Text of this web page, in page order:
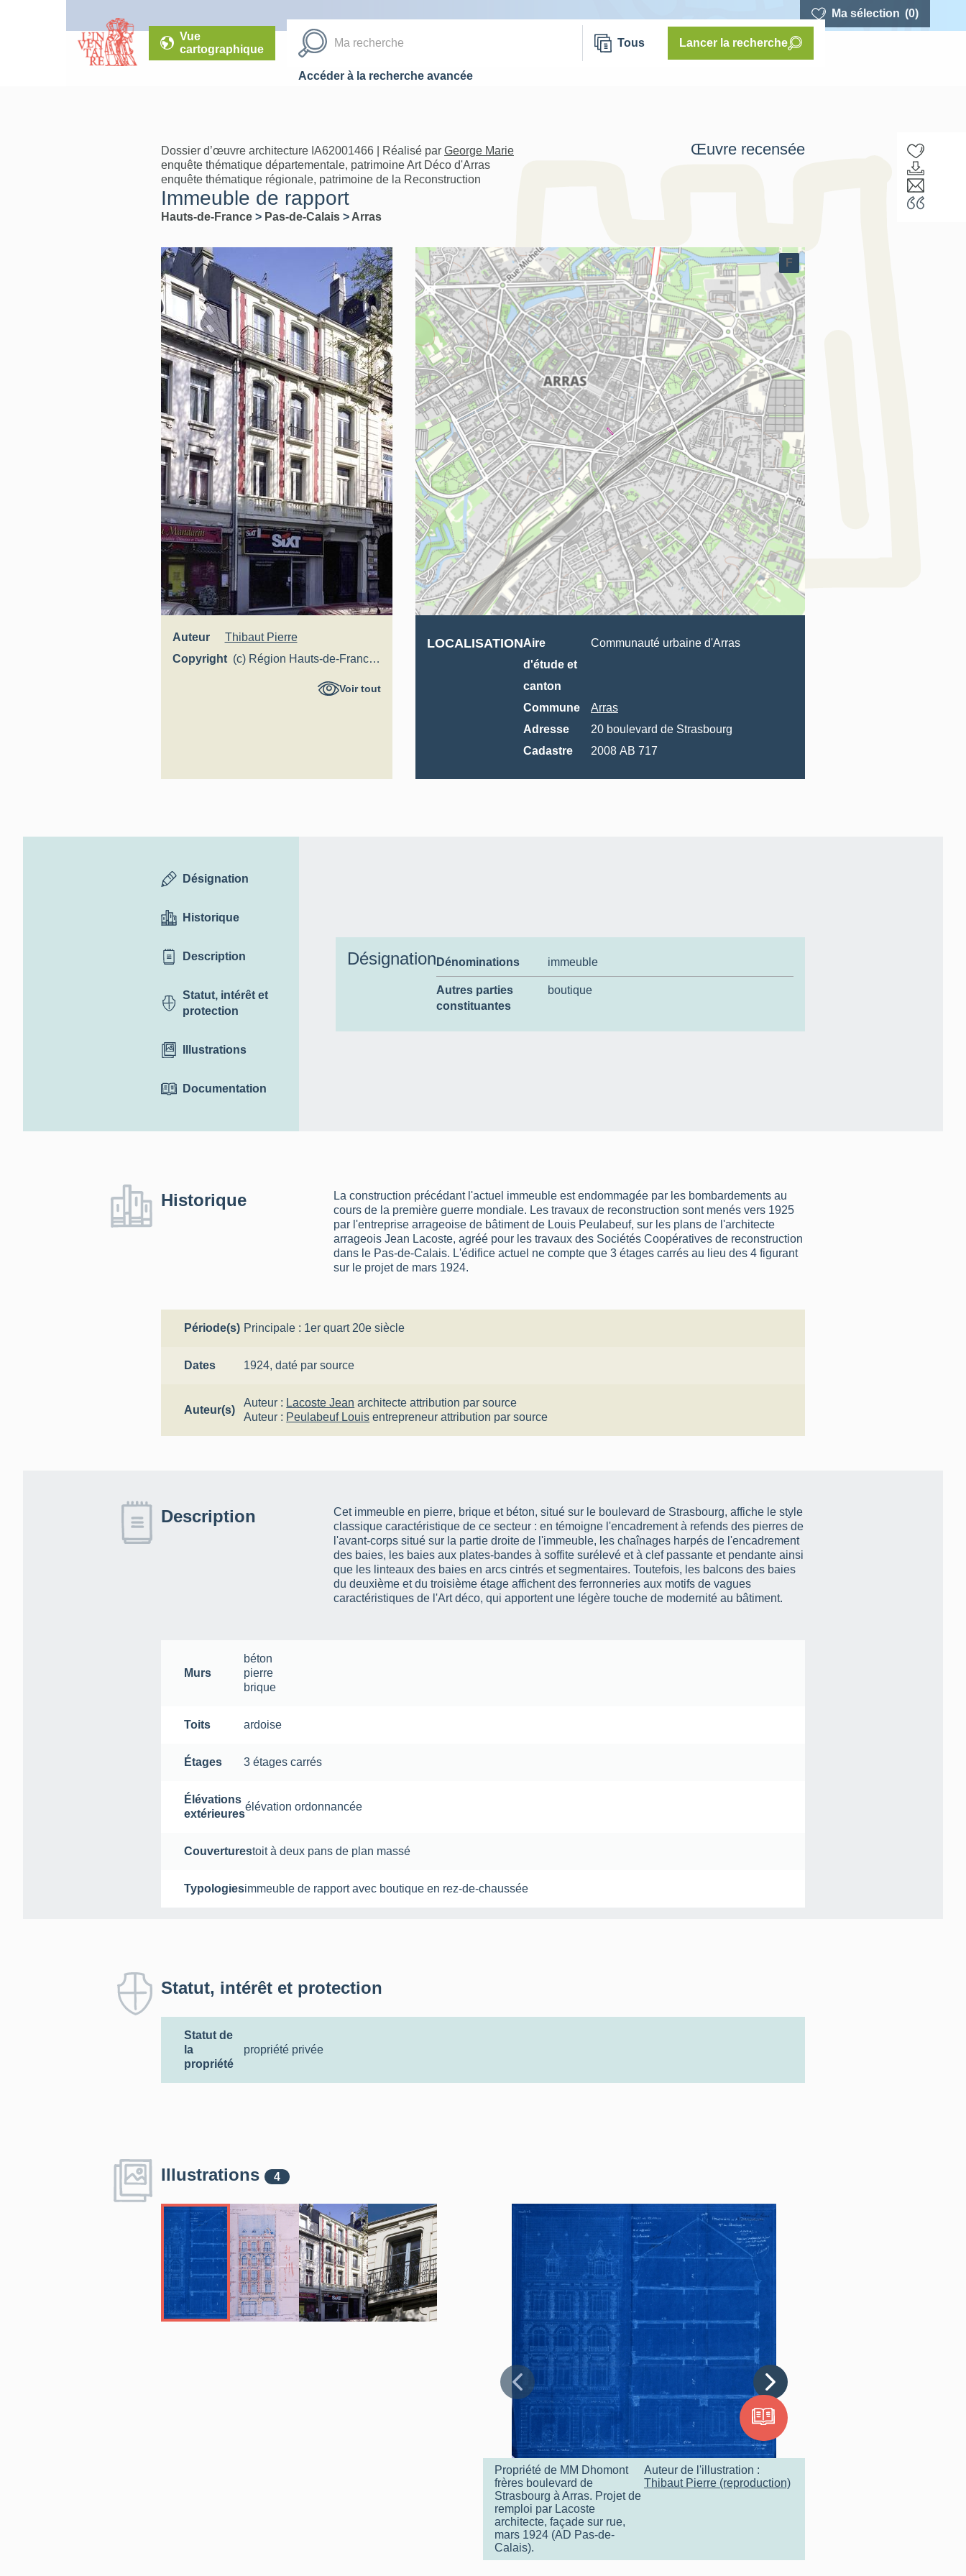
Ma sélection (0)
Vue
cartographique
Tous Lancer la recherche
Accéder à la recherche avancée
Dossier d’œuvre architecture IA62001466 | Réalisé par George Marie
enquête thématique départementale, patrimoine Art Déco d'Arras
enquête thématique régionale, patrimoine de la Reconstruction
Immeuble de rapport
Hauts-de-France > Pas-de-Calais > Arras
Œuvre recensée
Auteur
Thibaut Pierre
Copyright (c) Région Hauts-de-France
- Inventaire général
Voir tout
F
LOCALISATIONAire
d'étude et
canton
Communauté urbaine d'Arras
Commune
Arras
Adresse
20 boulevard de Strasbourg
Cadastre
2008 AB 717
Désignation
Historique
Description
Statut, intérêt et
protection
Illustrations
Documentation
Désignation Dénominations immeuble
Autres parties
constituantes
boutique
Historique
La construction précédant l'actuel immeuble est endommagée par les bombardements au
cours de la première guerre mondiale. Les travaux de reconstruction sont menés vers 1925
par l'entreprise arrageoise de bâtiment de Louis Peulabeuf, sur les plans de l'architecte
arrageois Jean Lacoste, agréé pour les travaux des Sociétés Coopératives de reconstruction
dans le Pas-de-Calais. L'édifice actuel ne compte que 3 étages carrés au lieu des 4 figurant
sur le projet de mars 1924.
Période(s) Principale : 1er quart 20e siècle
Dates 1924,daté par source
Auteur(s)
Auteur : Lacoste Jean architecte attribution par source
Auteur : Peulabeuf Louis entrepreneur attribution par source
Description
Cet immeuble en pierre, brique et béton, situé sur le boulevard de Strasbourg, affiche le style
classique caractéristique de ce secteur : en témoigne l'encadrement à refends des pierres de
l'avant-corps situé sur la partie droite de l'immeuble, les chaînages harpés de l'encadrement
des baies, les baies aux plates-bandes à soffite surélevé et à clef passante et pendante ainsi
que les linteaux des baies en arcs cintrés et segmentaires. Toutefois, les balcons des baies
du deuxième et du troisième étage affichent des ferronneries aux motifs de vagues
caractéristiques de l'Art déco, qui apportent une légère touche de modernité au bâtiment.
Murs
béton
pierre
brique
Toits ardoise
Étages 3 étages carrés
Élévations
extérieures
élévation ordonnancée
Couverturestoit à deux pans de plan massé
Typologiesimmeuble de rapport avec boutique en rez-de-chaussée
Statut, intérêt et protection
Statut de
la
propriété
propriété privée
Illustrations 4
Propriété de MM Dhomont
frères boulevard de
Strasbourg à Arras. Projet de
remploi par Lacoste
architecte, façade sur rue,
mars 1924 (AD Pas-de-
Calais).
Auteur de l'illustration :
Thibaut Pierre (reproduction)